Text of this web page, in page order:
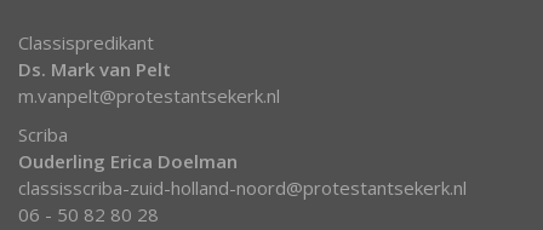
Classispredikant
Ds. Mark van Pelt
m.vanpelt@protestantsekerk.nl
Scriba
Ouderling Erica Doelman
classisscriba-zuid-holland-noord@protestantsekerk.nl
06 - 50 82 80 28